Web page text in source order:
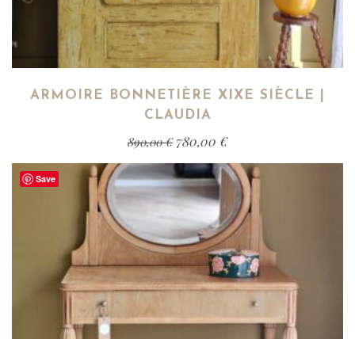
ARMOIRE BONNETIÈRE XIXE SIÈCLE |
CLAUDIA
890,00€ 780,00 €
Save